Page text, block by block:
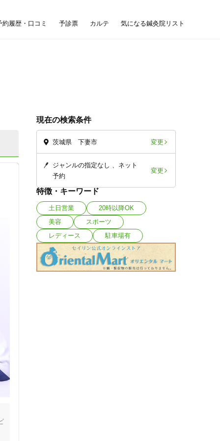
約履歴・口コミ 予診票 カルテ 気になる鍼灸院リスト
現在の検索条件
茨城県 下妻市 変更
ジャンルの指定なし
ネット
予約
変更
特徴・キーワード
土日営業
20時以降OK
美容
スポーツ
レディース
駐車場有